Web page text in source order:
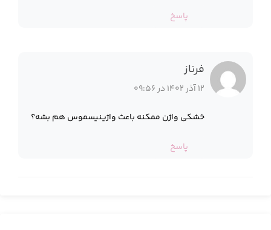
پاسخ
فرناز
12 آذر 1402 در 09:56
خشکی واژن ممکنه باعث واژینیسموس هم بشه؟
پاسخ